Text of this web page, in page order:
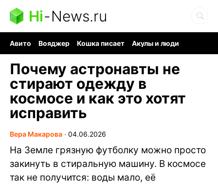
Hi-News.ru
Авито Вояджер Кошка писает
Акулы и люди
Почему астронавты не
стирают одежду в
космосе и как это хотят
исправить
Вера Макарова ∙ 04.06.2026
На Земле грязную футболку можно просто
закинуть в стиральную машину. В космосе
так не получится: воды мало, её